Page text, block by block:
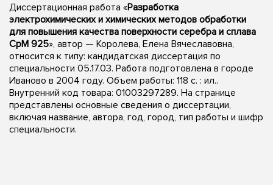
Диссертационная работа «Разработка
электрохимических и химических методов обработки
для повышения качества поверхности серебра и сплава
СрМ 925», автор — Королева, Елена Вячеславовна,
относится к типу: кандидатская диссертация по
специальности 05.17.03. Работа подготовлена в городе
Иваново в 2004 году. Объем работы: 118 с. : ил..
Внутренний код товара: 01003297289. На странице
представлены основные сведения о диссертации,
включая название, автора, год, город, тип работы и шифр
специальности.